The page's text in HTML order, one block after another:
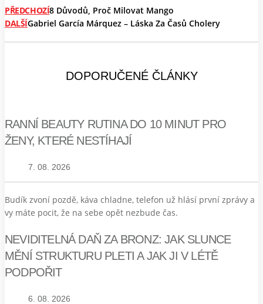
PŘEDCHOZÍ8 Důvodů, Proč Milovat Mango
DALŠÍGabriel García Márquez – Láska Za Časů Cholery
DOPORUČENÉ ČLÁNKY
RANNÍ BEAUTY RUTINA DO 10 MINUT PRO
ŽENY, KTERÉ NESTÍHAJÍ
7. 08. 2026
Budík zvoní pozdě, káva chladne, telefon už hlásí první zprávy a
vy máte pocit, že na sebe opět nezbude čas.
NEVIDITELNÁ DAŇ ZA BRONZ: JAK SLUNCE
MĚNÍ STRUKTURU PLETI A JAK JI V LÉTĚ
PODPOŘIT
6. 08. 2026